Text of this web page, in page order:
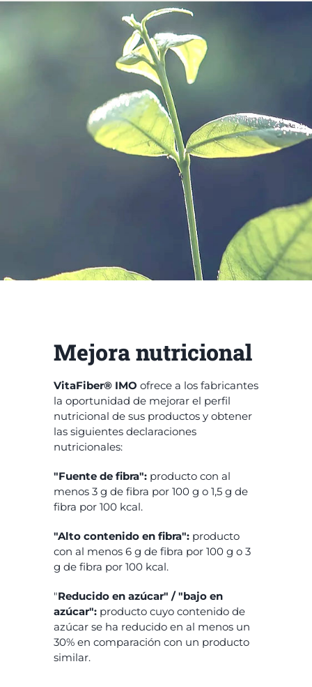
Mejora nutricional
VitaFiber® IMO ofrece a los fabricantes
la oportunidad de mejorar el perfil
nutricional de sus productos y obtener
las siguientes declaraciones
nutricionales:
"Fuente de fibra":producto con al
menos 3 g de fibra por 100 g o 1,5 g de
fibra por 100 kcal.
"Alto contenido en fibra":producto
con al menos 6 g de fibra por 100 g o 3
g de fibra por 100 kcal.
"Reducido en azúcar" / "bajo en
azúcar": producto cuyo contenido de
azúcar se ha reducido en al menos un
30% en comparación con un producto
similar.